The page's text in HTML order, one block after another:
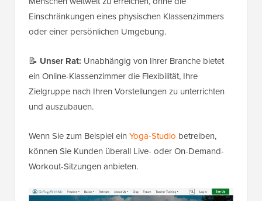
Einschränkungen eines physischen Klassenzimmers
oder einer persönlichen Umgebung.
📝 Unser Rat: Unabhängig von Ihrer Branche bietet
ein Online-Klassenzimmer die Flexibilität, Ihre
Zielgruppe nach Ihren Vorstellungen zu unterrichten
und auszubauen.
Wenn Sie zum Beispiel ein Yoga-Studio betreiben,
können Sie Kunden überall Live- oder On-Demand-
Workout-Sitzungen anbieten.